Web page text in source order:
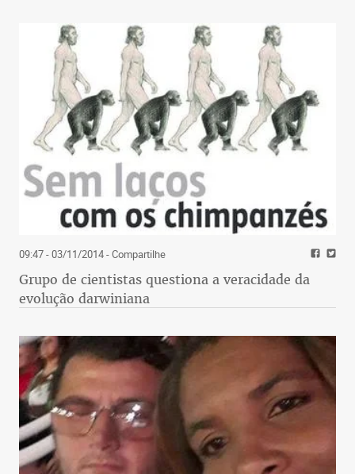
09:47 - 03/11/2014- Compartilhe
Grupo de cientistas questiona a veracidade da
evolução darwiniana